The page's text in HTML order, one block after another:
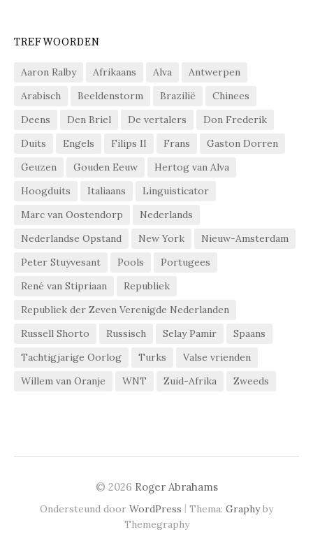
TREFWOORDEN
Aaron Ralby Afrikaans Alva
Antwerpen
Arabisch
Beeldenstorm Brazilië
Chinees
Deens
Den Briel De vertalers
Don Frederik
Duits
Engels Filips II Frans
Gaston Dorren
Geuzen
Gouden Eeuw
Hertog van Alva
Hoogduits
Italiaans
Linguisticator
Marc van Oostendorp
Nederlands
Nederlandse Opstand
New York
Nieuw-Amsterdam
Peter Stuyvesant
Pools
Portugees
René van Stipriaan
Republiek
Republiek der Zeven Verenigde Nederlanden
Russell Shorto
Russisch Selay Pamir
Spaans
Tachtigjarige Oorlog
Turks
Valse vrienden
Willem van Oranje
WNT Zuid-Afrika Zweeds
© 2026 Roger Abrahams
Ondersteund door WordPress | Thema: Graphyby
Themegraphy